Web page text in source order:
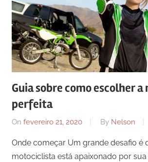
Guia sobre como escolher
perfeita
On fevereiro 21, 2020 By Nelson
Onde começar Um grande desafio é
motociclista está apaixonado por